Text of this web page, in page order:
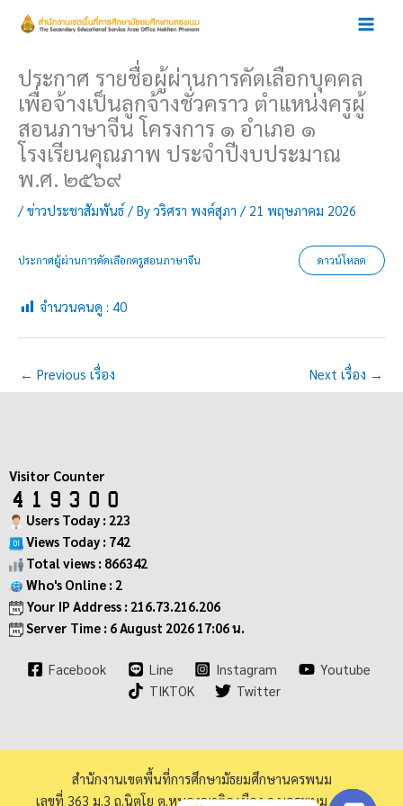
ประกาศ รายชื่อผู้ผ่านการคัดเลือกบุคคล
เพื่อจ้างเป็นลูกจ้างชั่วคราว ตำแหน่งครูผู้
สอนภาษาจีน โครงการ ๑ อำเภอ ๑
โรงเรียนคุณภาพ ประจำปีงบประมาณ
พ.ศ. ๒๕๖๙
/ข่าวประชาสัมพันธ์ / By วริศรา พงค์สุภา / 21 พฤษภาคม 2026
ประกาศผู้ผ่านการคัดเลือกครูสอนภาษาจีน ดาวน์โหลด
จำนวนคนดู : 40
← Previous เรื่อง Next เรื่อง →
Visitor Counter
Users Today : 223
Views Today : 742
Total views : 866342
Who's Online : 2
Your IP Address : 216.73.216.206
Server Time : 6 August 2026 17:06 น.
Facebook Line Instagram
Youtube
TIKTOK
Twitter
สำนักงานเขตพื้นที่การศึกษามัธยมศึกษานครพนม
เลขที่ 363 ม.3 ถ.นิตโย ต.หนองญาติอ.เมือง จ.นครพนม 48000